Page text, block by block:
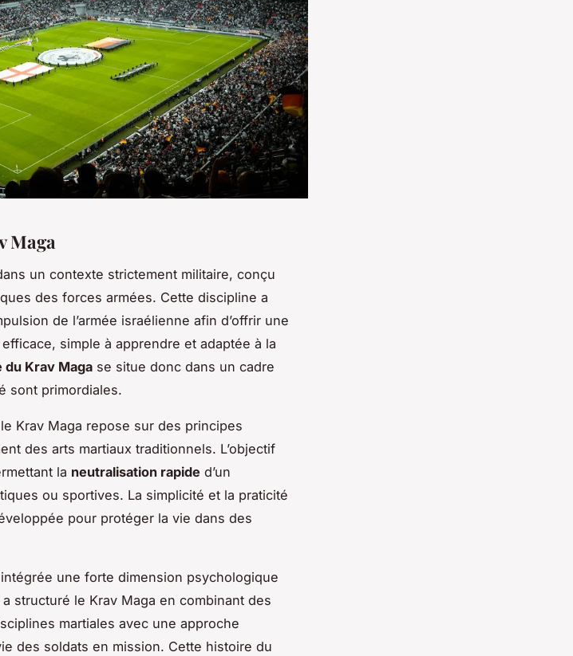
Maga
un contexte strictement militaire, conçu
des forces armées. Cette discipline a
de l’armée israélienne afin d’offrir une
simple à apprendre et adaptée à la
du Krav Maga se situe donc dans un cadre
sont primordiales.
Krav Maga repose sur des principes
des arts martiaux traditionnels. L’objectif
la neutralisation rapide d’un
ou sportives. La simplicité et la praticité
pour protéger la vie dans des
une forte dimension psychologique
structuré le Krav Maga en combinant des
martiales avec une approche
des soldats en mission. Cette histoire du